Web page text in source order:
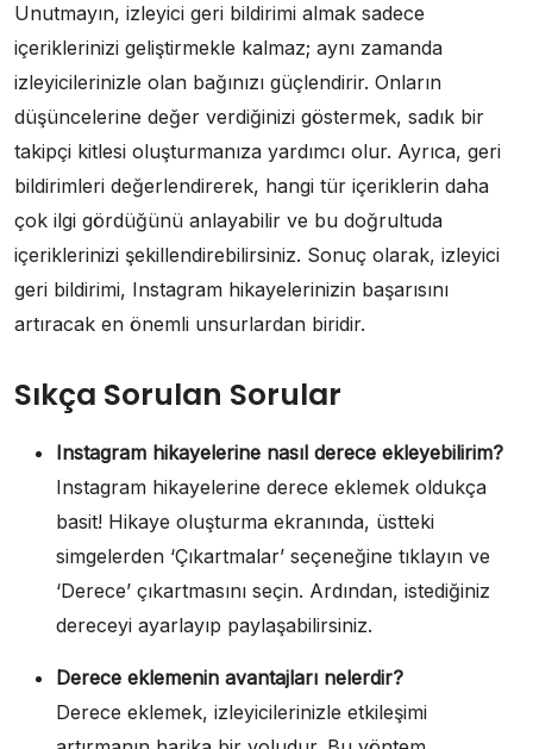
Unutmayın, izleyici geri bildirimi almak sadece
içeriklerinizi geliştirmekle kalmaz; aynı zamanda
izleyicilerinizle olan bağınızı güçlendirir. Onların
düşüncelerine değer verdiğinizi göstermek, sadık bir
takipçi kitlesi oluşturmanıza yardımcı olur. Ayrıca, geri
bildirimleri değerlendirerek, hangi tür içeriklerin daha
çok ilgi gördüğünü anlayabilir ve bu doğrultuda
içeriklerinizi şekillendirebilirsiniz. Sonuç olarak, izleyici
geri bildirimi, Instagram hikayelerinizin başarısını
artıracak en önemli unsurlardan biridir.
Sıkça Sorulan Sorular
Instagram hikayelerine nasıl derece ekleyebilirim?
Instagram hikayelerine derece eklemek oldukça
basit! Hikaye oluşturma ekranında, üstteki
simgelerden ‘Çıkartmalar’ seçeneğine tıklayın ve
‘Derece’ çıkartmasını seçin. Ardından, istediğiniz
dereceyi ayarlayıp paylaşabilirsiniz.
Derece eklemenin avantajları nelerdir?
Derece eklemek, izleyicilerinizle etkileşimi